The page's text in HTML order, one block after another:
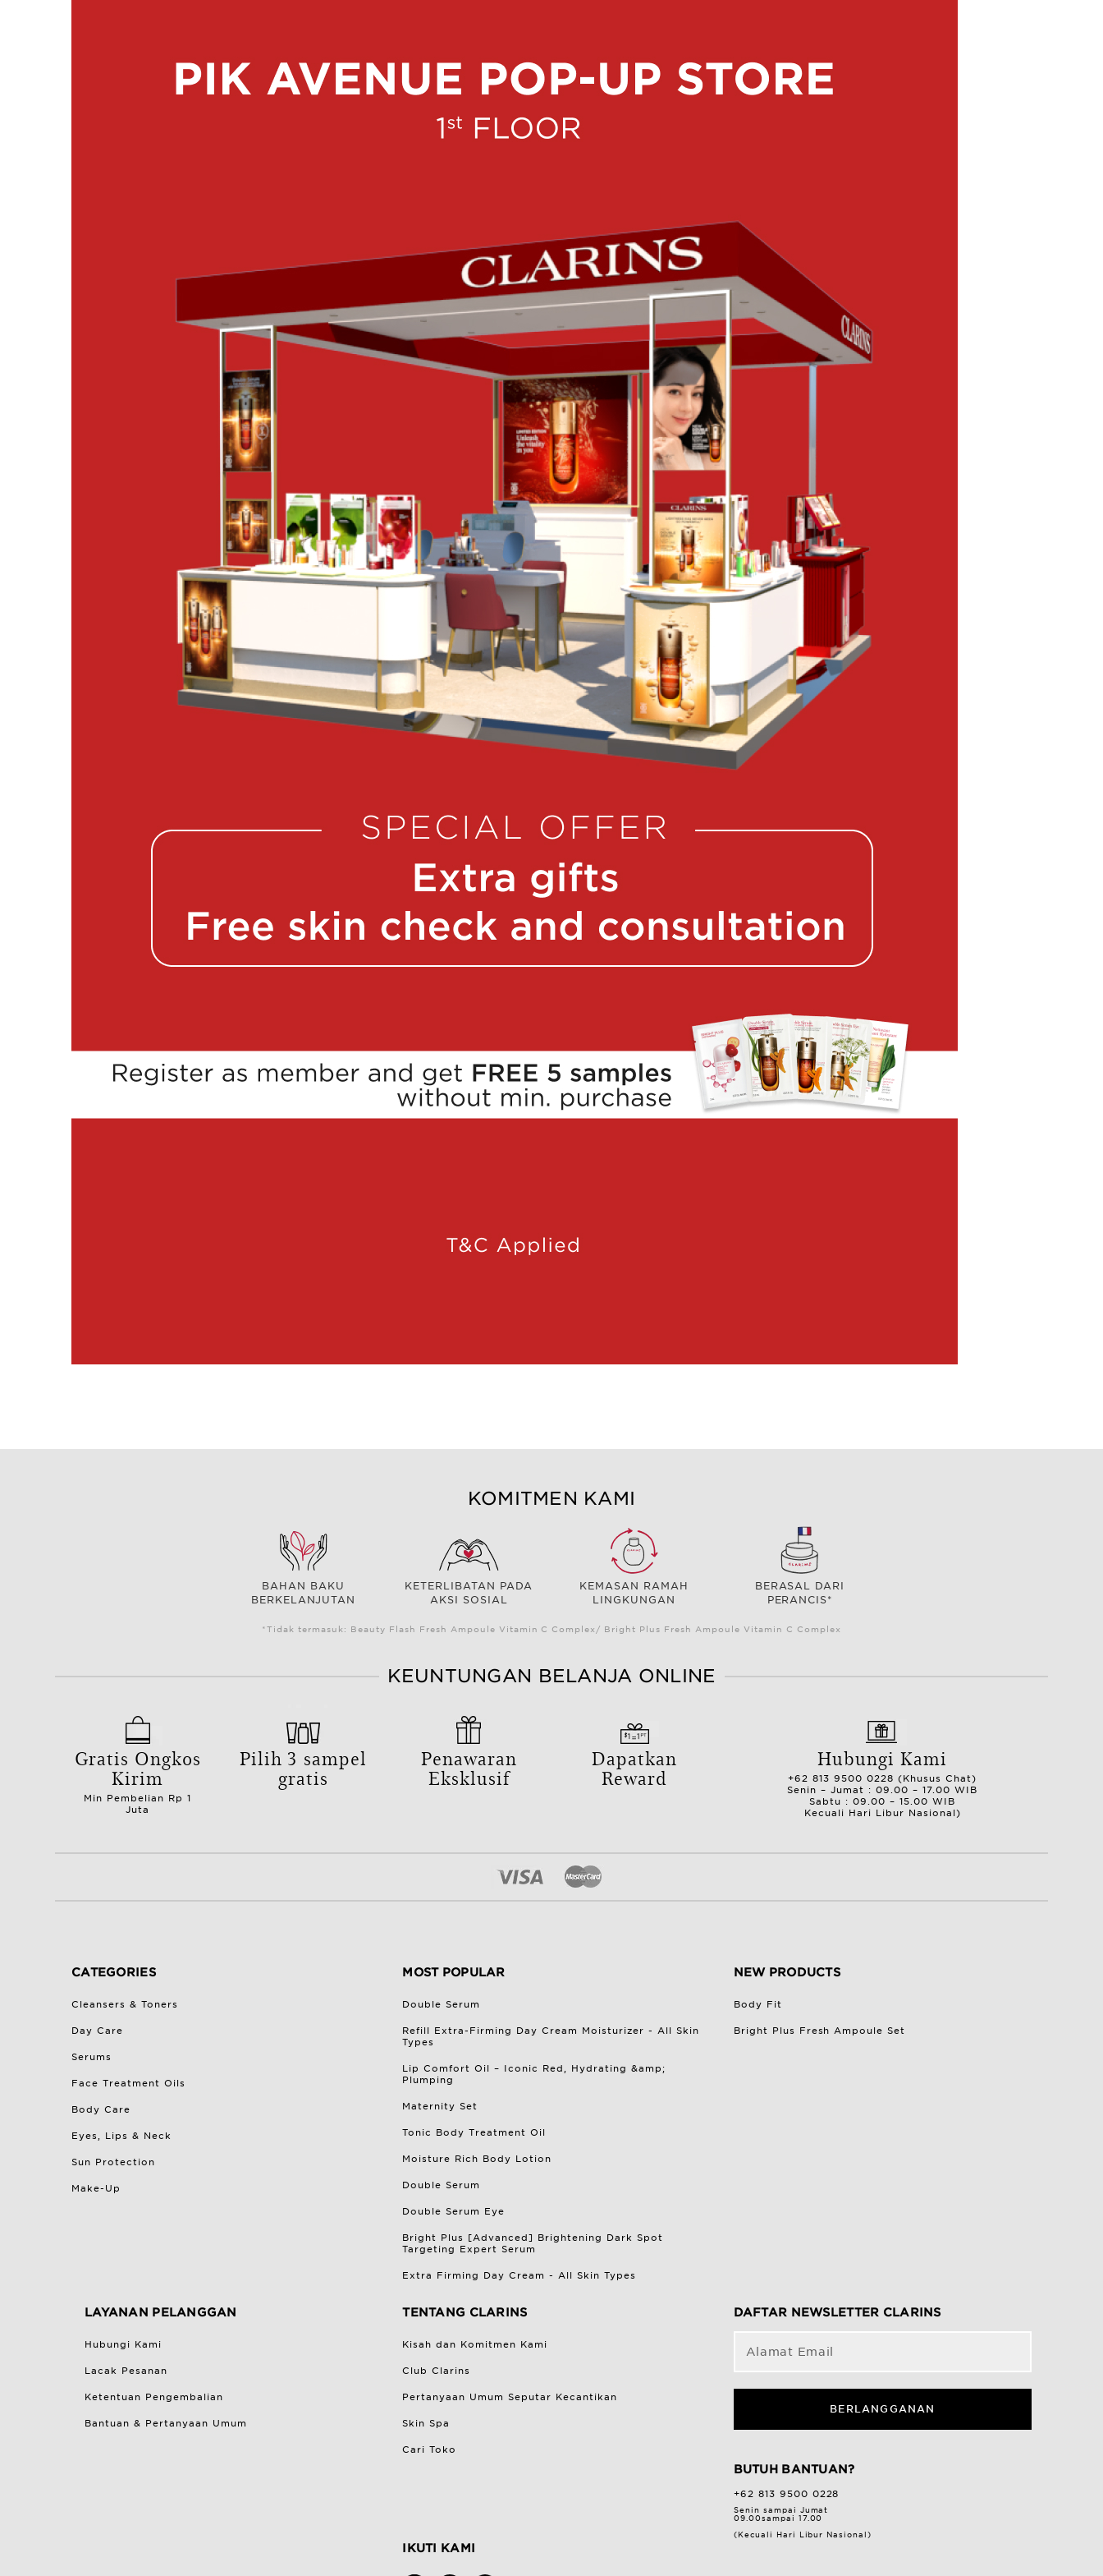
KOMITMEN KAMI
BAHAN BAKU
BERKELANJUTAN
KETERLIBATAN PADA
AKSI SOSIAL
KEMASAN RAMAH
LINGKUNGAN
BERASAL DARI
PERANCIS*
*Tidak termasuk: Beauty Flash Fresh Ampoule Vitamin C Complex/ Bright Plus Fresh Ampoule Vitamin C Complex
KEUNTUNGAN BELANJA ONLINE
Gratis Ongkos
Kirim
Min Pembelian Rp 1
Juta
Pilih 3 sampel
gratis
Penawaran
Eksklusif
Dapatkan
Reward
Hubungi Kami
+62 813 9500 0228 (Khusus Chat)
Senin – Jumat : 09.00 – 17.00 WIB
Sabtu : 09.00 – 15.00 WIB
Kecuali Hari Libur Nasional)
CATEGORIES
Cleansers & Toners
Day Care
Serums
Face Treatment Oils
Body Care
Eyes, Lips & Neck
Sun Protection
Make-Up
MOST POPULAR
Double Serum
Refill Extra-Firming Day Cream Moisturizer - All Skin
Types
Lip Comfort Oil – Iconic Red, Hydrating &amp;
Plumping
Maternity Set
Tonic Body Treatment Oil
Moisture Rich Body Lotion
Double Serum
Double Serum Eye
Bright Plus [Advanced] Brightening Dark Spot
Targeting Expert Serum
Extra Firming Day Cream - All Skin Types
NEW PRODUCTS
Body Fit
Bright Plus Fresh Ampoule Set
LAYANAN PELANGGAN
Hubungi Kami
Lacak Pesanan
Ketentuan Pengembalian
Bantuan & Pertanyaan Umum
TENTANG CLARINS
Kisah dan Komitmen Kami
Club Clarins
Pertanyaan Umum Seputar Kecantikan
Skin Spa
Cari Toko
IKUTI KAMI
DAFTAR NEWSLETTER CLARINS
Alamat Email
BERLANGGANAN
BUTUH BANTUAN?
+62 813 9500 0228
Senin sampai Jumat
09.00sampai 17.00
(Kecuali Hari Libur Nasional)